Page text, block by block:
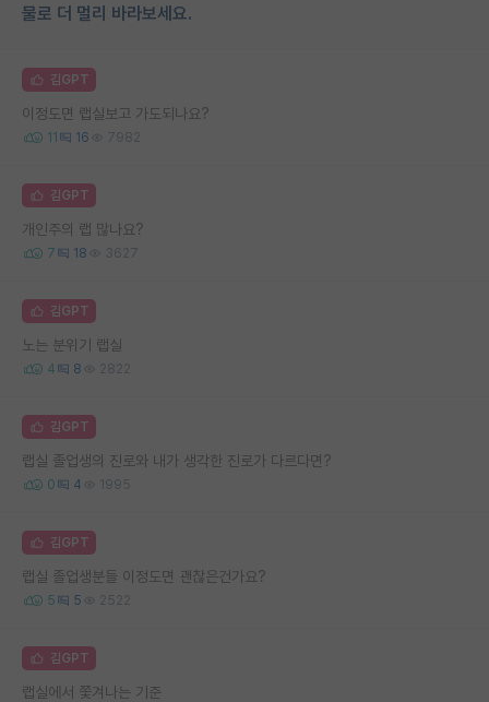
물로 더 멀리 바라보세요.
김GPT
이정도면 랩실보고 가도되나요?
11 16 7982
김GPT
개인주의 랩 많나요?
7 18 3627
김GPT
노는 분위기 랩실
4 8 2822
김GPT
랩실 졸업생의 진로와 내가 생각한 진로가 다르다면?
0 4 1995
김GPT
랩실 졸업생분들 이정도면 괜찮은건가요?
5 5 2522
김GPT
랩실에서 쫓겨나는 기준